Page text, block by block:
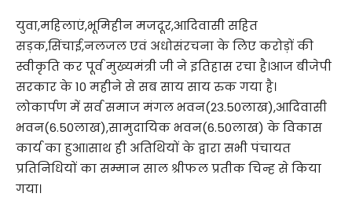
युवा,महिलाएं,भूमिहीन मजदूर,आदिवासी सहित
सड़क,सिंचाई,नलजल एवं अधोसंरचना के लिए करोड़ों की
स्वीकृति कर पूर्व मुख्यमंत्री जी ने इतिहास रचा है।आज बीजेपी
सरकार के 10 महीने से सब साय साय रुक गया है।
लोकार्पण में सर्व समाज मंगल भवन(23.50लाख),आदिवासी
भवन(6.50लाख),सामुदायिक भवन(6.50लाख) के विकास
कार्य का हुआ।साथ ही अतिथियों के द्वारा सभी पंचायत
प्रतिनिधियों का सम्मान साल श्रीफल प्रतीक चिन्ह से किया
गया।